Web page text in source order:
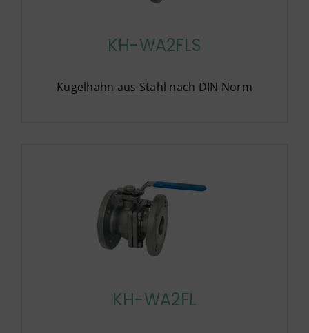
KH-WA2FLS
Kugelhahn aus Stahl nach DIN Norm
KH-WA2FL